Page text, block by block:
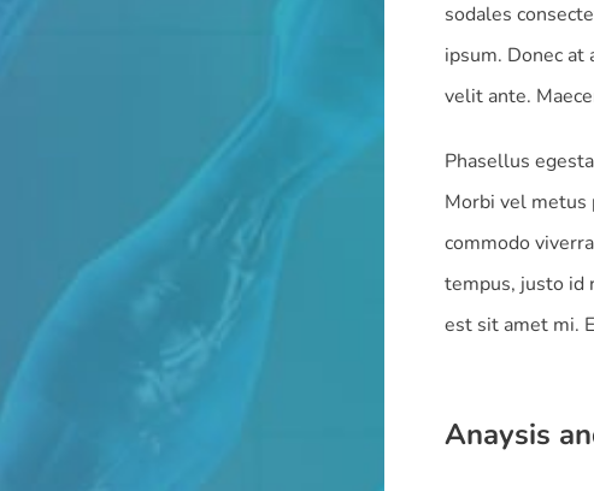
sodales
ipsum. Donec
velit ante.
Phasellus
Morbi vel metus
commodo
tempus, justo id
est sit amet mi.
Anaysis